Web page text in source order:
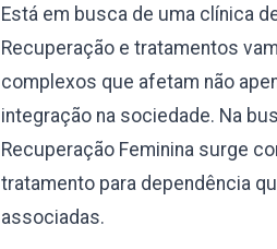
Está em busca de uma clínica
Recuperação e tratamentos
complexos que afetam não
integração na sociedade. Na
Recuperação Feminina surge
tratamento para dependência
associadas.